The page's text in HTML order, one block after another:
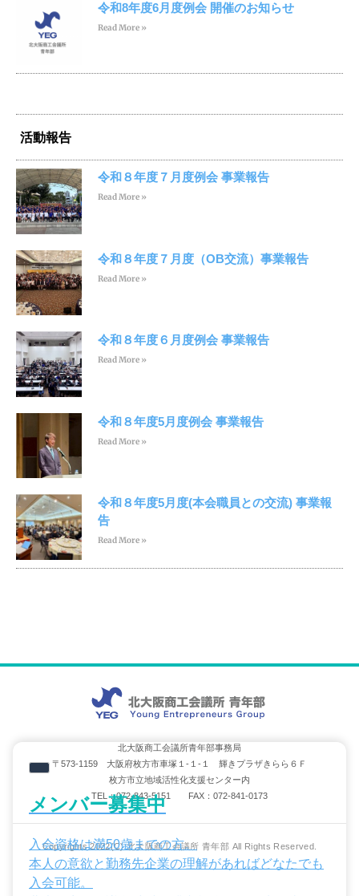
令和8年度6月度例会 開催のお知らせ
Read More »
活動報告
令和８年度７月度例会 事業報告
Read More »
令和８年度７月度（OB交流）事業報告
Read More »
令和８年度６月度例会 事業報告
Read More »
令和８年度5月度例会 事業報告
Read More »
令和８年度5月度(本会職員との交流) 事業報
告
Read More »
メンバー募集中
入会資格は満50歳までの方。
本人の意欲と勤務先企業の理解があればどなたでも
入会可能。
北大阪商工会議所青年部事務局
〒573-1159 大阪府枚方市車塚１-１-１ 輝きプラザきらら６Ｆ
枚方市立地域活性化支援センター内
TEL：072-843-5151 FAX：072-841-0173
Copyrights 2022(C) 北大阪商工会議所 青年部 All Rights Reserved.